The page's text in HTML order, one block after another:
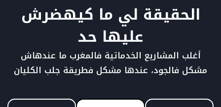
الحقيقة لي ما كيهضرش
عليها حد
أغلب المشاريع الخدماتية فالمغرب ما عندهاش
مشكل فالجود، عندها مشكل فطريقة جلب الكليان